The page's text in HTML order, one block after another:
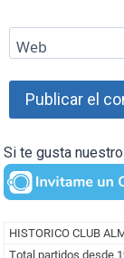
Web
Si te gusta